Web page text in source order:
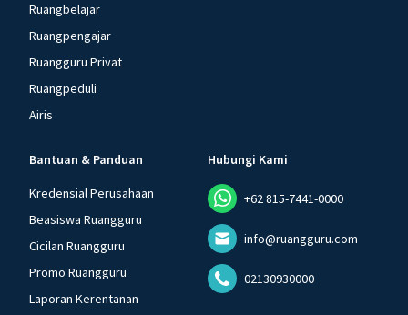
Ruangbelajar
Ruangpengajar
Ruangguru Privat
Ruangpeduli
Airis
Bantuan & Panduan
Kredensial Perusahaan
Beasiswa Ruangguru
Cicilan Ruangguru
Promo Ruangguru
Laporan Kerentanan
Hubungi Kami
+62 815-7441-0000
info@ruangguru.com
02130930000